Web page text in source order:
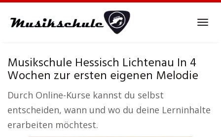
Musikschule Hessisch Lichtenau In 4
Wochen zur ersten eigenen Melodie
Durch Online-Kurse kannst du selbst
entscheiden, wann und wo du deine Lerninhalte
erarbeiten möchtest.